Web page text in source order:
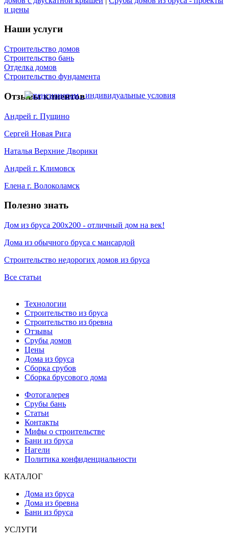
и цены
Наши услуги
Строительство домов
Строительство бань
Отделка домов
Строительство фундамента
Отзывы клиентов
Андрей г. Пущино
Сергей Новая Рига
Наталья Верхние Дворики
Андрей г. Климовск
Елена г. Волоколамск
Полезно знать
Дом из бруса 200х200 - отличный дом на век!
Дома из обычного бруса с мансардой
Строительство недорогих домов из бруса
Все статьи
Технологии
Строительство из бруса
Строительство из бревна
Отзывы
Срубы домов
Цены
Дома из бруса
Сборка срубов
Сборка брусового дома
Фотогалерея
Срубы бань
Статьи
Контакты
Мифы о строительстве
Бани из бруса
Нагели
Политика конфиденциальности
КАТАЛОГ
Дома из бруса
Дома из бревна
Бани из бруса
УСЛУГИ